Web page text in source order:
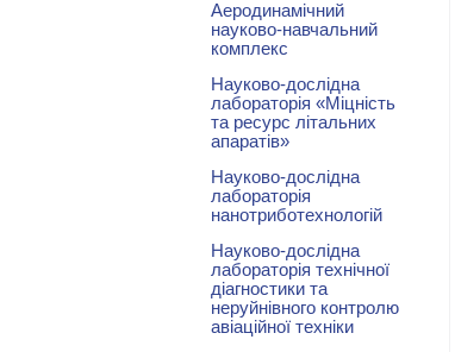
Аеродинамічний
науково-навчальний
комплекс
Науково-дослідна
лабораторія «Міцність
та ресурс літальних
апаратів»
Науково-дослідна
лабораторія
нанотриботехнологій
Науково-дослідна
лабораторія технічної
діагностики та
неруйнівного контролю
авіаційної техніки